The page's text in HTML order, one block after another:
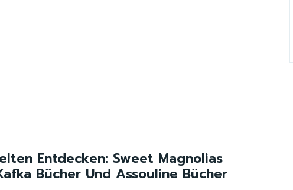
Entdecken: Sweet Magnolias
Bücher Und Assouline Bücher